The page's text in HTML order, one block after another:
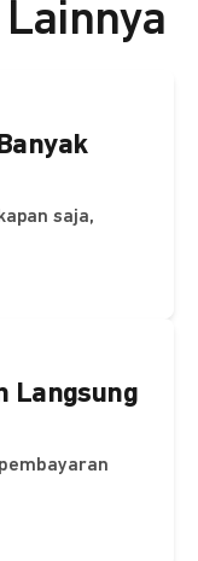
saja,
Langsung